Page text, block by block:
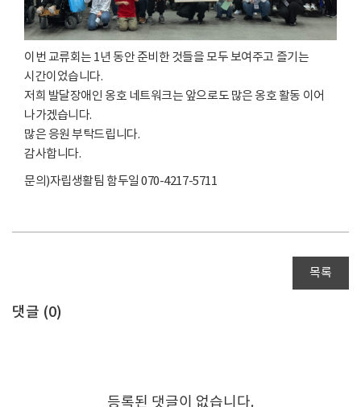
이번 교류회는 1년 동안 준비한 것들을 모두 보여주고 즐기는
시간이었습니다.
저희 발달장애인 옹호 네트워크는 앞으로도 많은 옹호 활동 이어
나가겠습니다.
많은 응원 부탁드립니다.
감사합니다.
문의)자립생활팀 함두일 070-4217-5711
목록
댓글 (0)
등록된 댓글이 없습니다.